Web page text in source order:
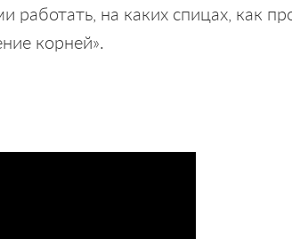
работать, на каких спицах, как
корней».